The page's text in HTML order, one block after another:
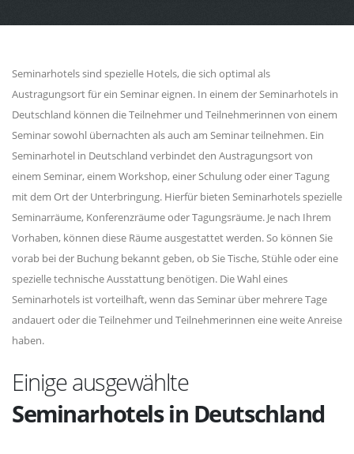
Seminarhotels sind spezielle Hotels, die sich optimal als
Austragungsort für ein Seminar eignen. In einem der Seminarhotels in
Deutschland können die Teilnehmer und Teilnehmerinnen von einem
Seminar sowohl übernachten als auch am Seminar teilnehmen. Ein
Seminarhotel in Deutschland verbindet den Austragungsort von
einem Seminar, einem Workshop, einer Schulung oder einer Tagung
mit dem Ort der Unterbringung. Hierfür bieten Seminarhotels spezielle
Seminarräume, Konferenzräume oder Tagungsräume. Je nach Ihrem
Vorhaben, können diese Räume ausgestattet werden. So können Sie
vorab bei der Buchung bekannt geben, ob Sie Tische, Stühle oder eine
spezielle technische Ausstattung benötigen. Die Wahl eines
Seminarhotels ist vorteilhaft, wenn das Seminar über mehrere Tage
andauert oder die Teilnehmer und Teilnehmerinnen eine weite Anreise
haben.
Einige ausgewählte
Seminarhotels in Deutschland